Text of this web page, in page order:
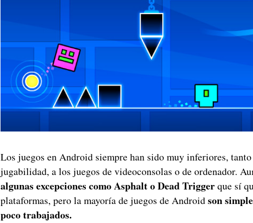
Los juegos en Android siempre han sido muy inferiores,
jugabilidad, a los juegos de videoconsolas o de ordenador.
algunas excepciones como Asphalt o Dead Triggerque sí
plataformas, pero la mayoría de juegos de Androidson
poco trabajados.